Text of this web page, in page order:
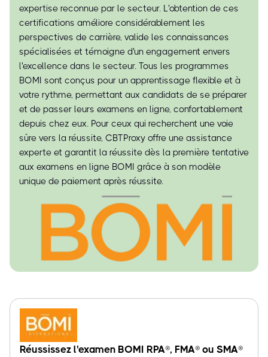
expertise reconnue par le secteur. L'obtention de ces
certifications améliore considérablement les
perspectives de carrière, valide les connaissances
spécialisées et témoigne d'un engagement envers
l'excellence dans le secteur. Tous les programmes
BOMI sont conçus pour un apprentissage flexible et à
votre rythme, permettant aux candidats de se préparer
et de passer leurs examens en ligne, confortablement
depuis chez eux. Pour ceux qui recherchent une voie
sûre vers la réussite, CBTProxy offre une assistance
experte et garantit la réussite dès la première tentative
aux examens en ligne BOMI grâce à son modèle
unique de paiement après réussite.
Réussissez l'examen BOMI RPA®, FMA® ou SMA®